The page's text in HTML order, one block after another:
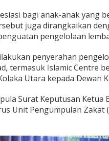
bagi anak-anak yang
juga dirangkaikan
pengelolaan
penyerahan
termasuk Islamic Centre
Utara kepada Dewan
Surat Keputusan Ketua
Unit Pengumpulan Zakat